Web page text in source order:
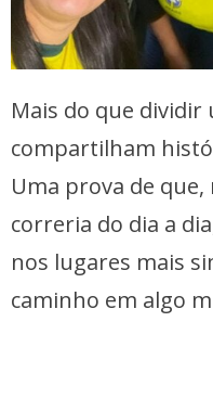
Mais do que dividir
compartilham
Uma prova de
correria do dia a
nos lugares mais
caminho em algo